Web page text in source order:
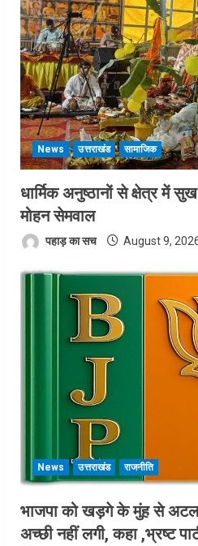
News उत्तराखंड सामाजिक
धार्मिक अनुष्ठानों से क्षेत्र में
मोहन सेमवाल
पहाड़ का सच August 9,
News उत्तराखंड राजनीति
भाजपा को खड़गे के मुंह से
अच्छी नहीं लगी, कहा ,भ्रष्ट